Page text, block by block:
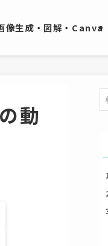
像生成・図解・Canva
動